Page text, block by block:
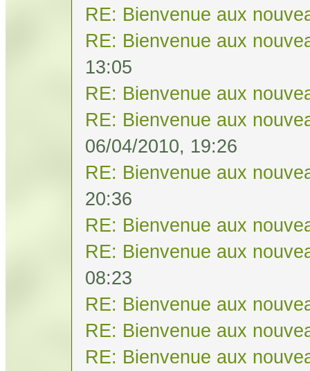
RE: Bienvenue aux
RE: Bienvenue aux
13:05
RE: Bienvenue aux
RE: Bienvenue aux
06/04/2010, 19:26
RE: Bienvenue aux
20:36
RE: Bienvenue aux
RE: Bienvenue aux
08:23
RE: Bienvenue aux
RE: Bienvenue aux
RE: Bienvenue aux